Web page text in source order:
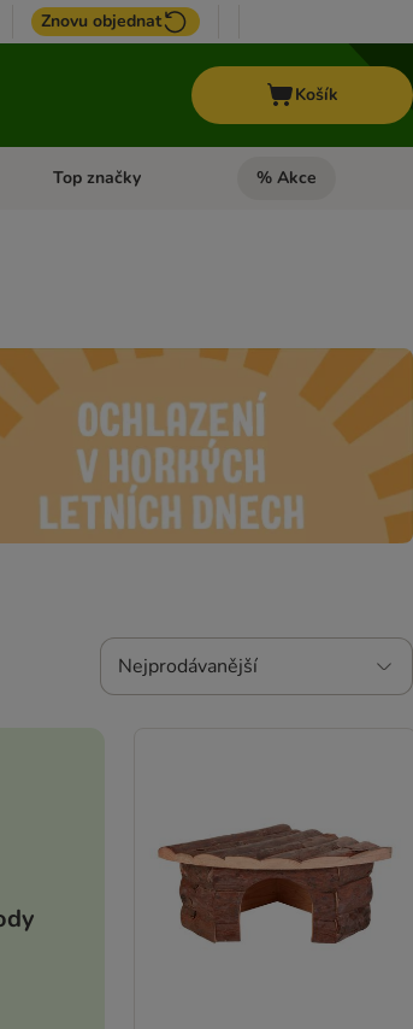
Znovu objednat
Košík
Otevřít menu: + VET Dieta
Top značky Otevřít menu: Top
% Akce
Nejprodávanější